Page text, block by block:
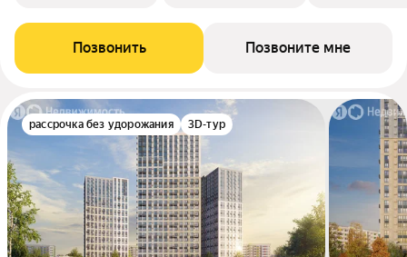
Позвонить Позвоните мне
рассрочка без удорожания 3D-тур